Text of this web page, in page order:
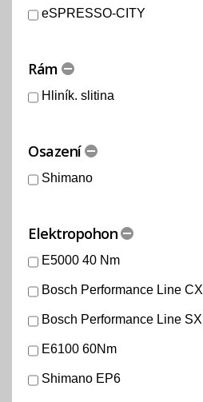
eSPRESSO-CITY
Rám
Hliník. slitina
Osazení
Shimano
Elektropohon
E5000 40 Nm
Bosch Performance Line CX
Bosch Performance Line SX
E6100 60Nm
Shimano EP6